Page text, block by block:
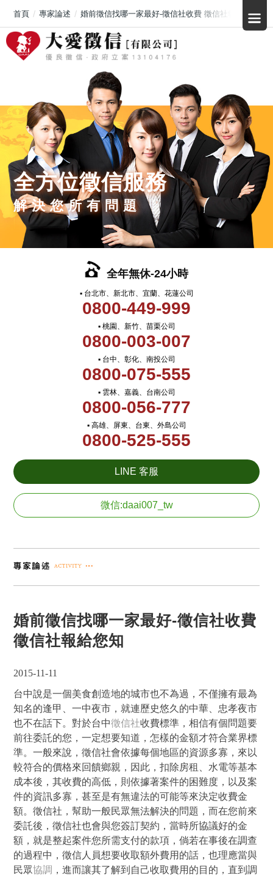
全方位徵信服務
解決您所有問題
全年無休-24小時
▪ 台北市、新北市、宜蘭、花蓮公司
0800-449-999
▪ 桃園、新竹、苗栗公司
0800-003-007
▪ 台中、彰化、南投公司
0800-075-555
▪ 雲林、嘉義、台南公司
0800-056-777
▪ 高雄、屏東、台東、外島公司
0800-525-555
LINE 客服
微信:daai007_tw
首頁 專家論述 婚前徵信找哪一家最好-徵信社收費 徵信社報給您知
婚前徵信找哪一家最好-徵信社收費
徵信社報給您知
2015-11-11
台中說是一個美食創造地的城市也不為過，不僅擁有最為
知名的逢甲、一中夜市，就連歷史悠久的中華、忠孝夜市
也不在話下。對於台中徵信社收費標準，相信有個問題要
前往委託的您，一定想要知道，怎樣的金額才符合業界標
準。一般來說，徵信社會依據每個地區的資源多寡，來以
較符合的價格來回饋鄉親，因此，扣除房租、水電等基本
成本後，其收費的高低，則依據著案件的困難度，以及案
件的資訊多寡，甚至是有無違法的可能等來決定收費金
額。徵信社，幫助一般民眾無法解決的問題，而在您前來
委託後，徵信社也會與您簽訂契約，當時所協議好的金
額，就是整起案件您所需支付的款項，倘若在事後在調查
的過程中，徵信人員想要收取額外費用的話，也理應當與
民眾協調 ，進而讓其了解到自己收取費用的目的，直到調